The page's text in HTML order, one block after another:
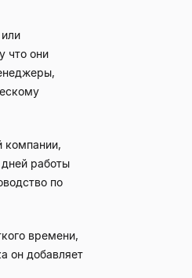
что они
компании,
работы
по
времени,
он добавляет